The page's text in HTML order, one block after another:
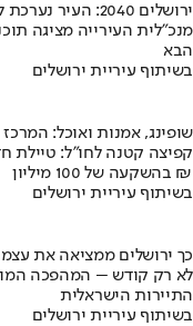
ירושלים 2040: העיר נערכת ל- 1.5 מליון תושבים
מנכ"לית העירייה מציגה
הבא
בשיתוף עיריית ירושלים
שופינג, אמנות ואוכל:
קפיצה קטנה לחו"ל: טיילת
בהשקעה של 100 מיליון ₪
בשיתוף עיריית ירושלים
כך ירושלים ממציאה את
לא רק קודש – המהפכה
התיירות הישראלית
בשיתוף עיריית ירושלים